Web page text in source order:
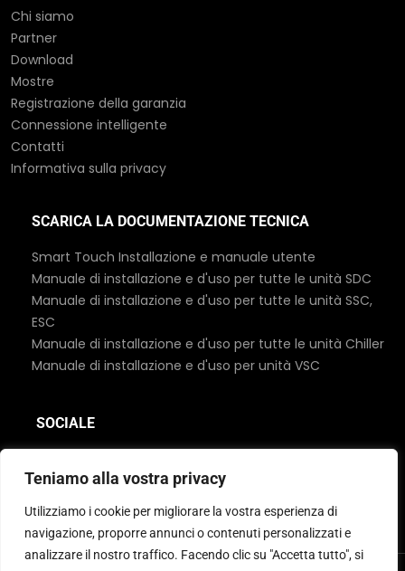
Teniamo alla vostra privacy
Utilizziamo i cookie per migliorare la vostra esperienza di
navigazione, proporre annunci o contenuti personalizzati e
analizzare il nostro traffico. Facendo clic su "Accetta tutto", si
Chi siamo
Partner
Download
Mostre
Registrazione della garanzia
Connessione intelligente
Contatti
Informativa sulla privacy
SCARICA LA DOCUMENTAZIONE TECNICA
Smart Touch Installazione e manuale utente
Manuale di installazione e d'uso per tutte le unità SDC
Manuale di installazione e d'uso per tutte le unità SSC,
ESC
Manuale di installazione e d'uso per tutte le unità Chiller
Manuale di installazione e d'uso per unità VSC
SOCIALE